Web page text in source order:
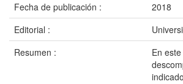
Fecha de publicación :
2018
Editorial :
Resumen :
En